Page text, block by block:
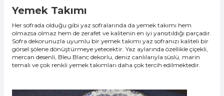
Yemek Takımı
Her sofrada olduğu gibi yaz sofralarında da yemek takımı hem
olmazsa olmaz hem de zerafet ve kalitenin en iyi yansıtıldığı parçadır.
Sofra dekorunuzla uyumlu bir yemek takımı yaz sofranızı kaliteli bir
görsel şölene dönüştürmeye yetecektir. Yaz aylarında özellikle çiçekli,
mercan desenli, Bleu Blanc dekorlu, deniz canlılarıyla süslü, marin
temalı ve çok renkli yemek takımları daha çok tercih edilmektedir.